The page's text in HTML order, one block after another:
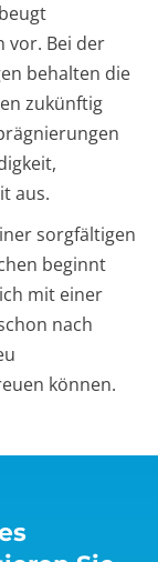
vor. Bei der
behalten die
zukünftig
aus.
sorgfältigen
beginnt
mit einer
nach
können.